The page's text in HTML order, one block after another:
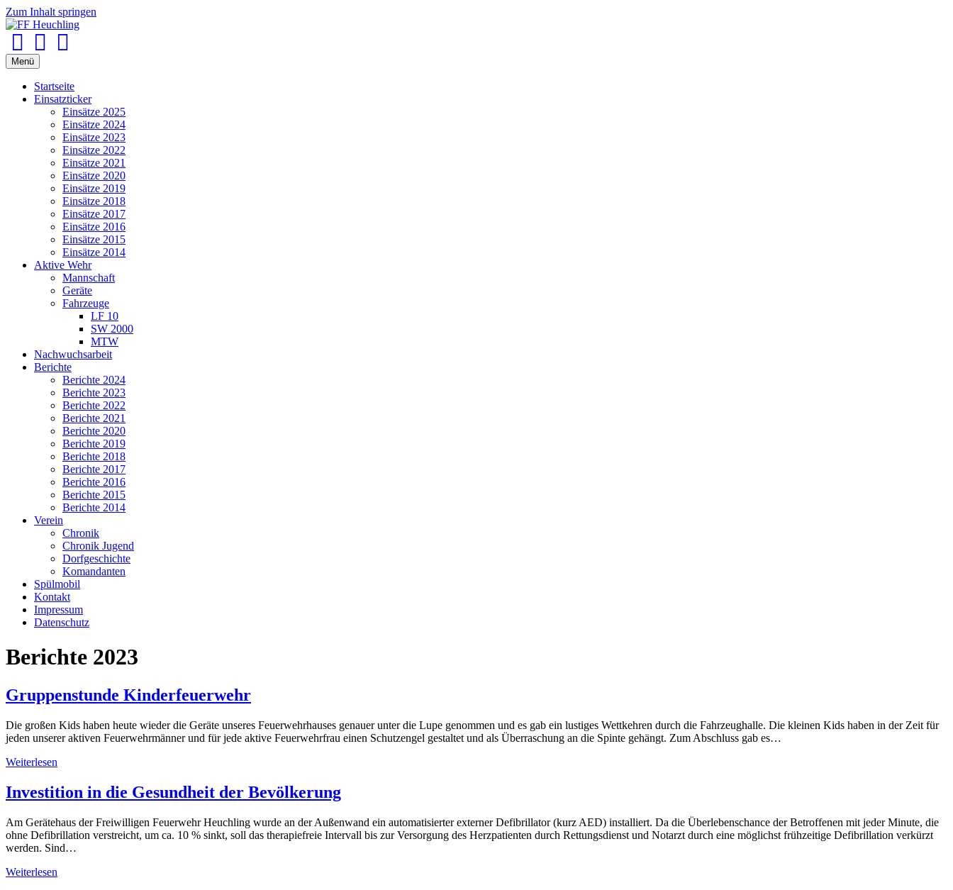
Zum Inhalt springen
Menü
Startseite
Einsatzticker
Einsätze 2025
Einsätze 2024
Einsätze 2023
Einsätze 2022
Einsätze 2021
Einsätze 2020
Einsätze 2019
Einsätze 2018
Einsätze 2017
Einsätze 2016
Einsätze 2015
Einsätze 2014
Aktive Wehr
Mannschaft
Geräte
Fahrzeuge
LF 10
SW 2000
MTW
Nachwuchsarbeit
Berichte
Berichte 2024
Berichte 2023
Berichte 2022
Berichte 2021
Berichte 2020
Berichte 2019
Berichte 2018
Berichte 2017
Berichte 2016
Berichte 2015
Berichte 2014
Verein
Chronik
Chronik Jugend
Dorfgeschichte
Komandanten
Spülmobil
Kontakt
Impressum
Datenschutz
Berichte 2023
Gruppenstunde Kinderfeuerwehr
Die großen Kids haben heute wieder die Geräte unseres Feuerwehrhauses genauer unter die Lupe genommen und es gab ein lustiges Wettkehren durch die Fahrzeughalle. Die kleinen Kids haben in der Zeit für
jeden unserer aktiven Feuerwehrmänner und für jede aktive Feuerwehrfrau einen Schutzengel gestaltet und als Überraschung an die Spinte gehängt. Zum Abschluss gab es…
Weiterlesen
Investition in die Gesundheit der Bevölkerung
Am Gerätehaus der Freiwilligen Feuerwehr Heuchling wurde an der Außenwand ein automatisierter externer Defibrillator (kurz AED) installiert. Da die Überlebenschance der Betroffenen mit jeder Minute, die
ohne Defibrillation verstreicht, um ca. 10 % sinkt, soll das therapiefreie Intervall bis zur Versorgung des Herzpatienten durch Rettungsdienst und Notarzt durch eine möglichst frühzeitige Defibrillation verkürzt
werden. Sind…
Weiterlesen